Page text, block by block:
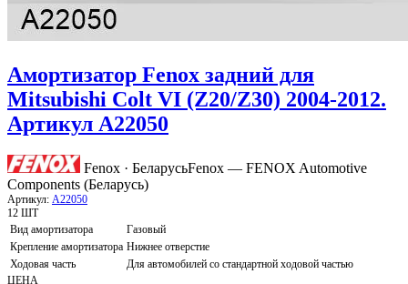
Амортизатор Fenox задний для
Mitsubishi Colt VI (Z20/Z30) 2004-2012.
Артикул A22050
Fenox · БеларусьFenox — FENOX Automotive
Components (Беларусь)
Артикул: A22050
12 ШТ
Вид амортизатора
Газовый
Крепление амортизатора Нижнее отверстие
Ходовая часть
Для автомобилей со стандартной ходовой частью
ЦЕНА